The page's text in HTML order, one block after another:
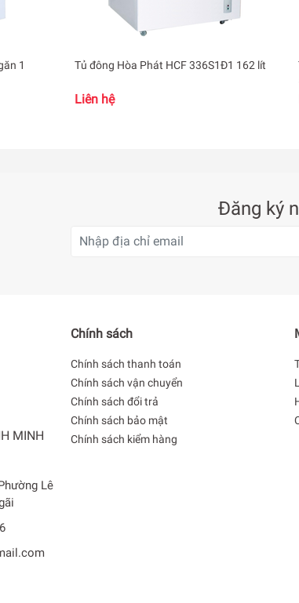
minh họa
tươi ngon lâu hơn nhờ
tiếp, tủ đông Hòa Phát hoạt động hiệu quả hơn
từ đó làm lạnh nhanh và sâu tối đa dưới -18 độ
1
Tủ đông Hòa Phát HCF 336S1Đ1 162 lít
Liên hệ
Đăng ký
MINH
Lê
Chính sách
Chính sách thanh toán
Chính sách vận chuyển
Chính sách đổi trả
Chính sách bảo mật
Chính sách kiểm hàng